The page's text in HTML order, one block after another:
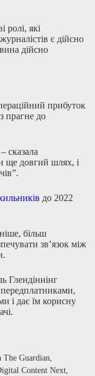
ролі, які
є дійсно
дійсно
прибуток
прагне до
сказала
ще довгий шлях, і
до 2022
більш
зв’язок між
Глендіннінг
передплатниками,
і дає їм корисну
Guardian,
Content Next,